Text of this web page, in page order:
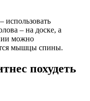
использовать
– на доске, а
можно
мышцы спины.
похудеть